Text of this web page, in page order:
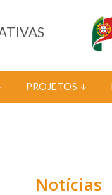
PROJETOS
Notícias